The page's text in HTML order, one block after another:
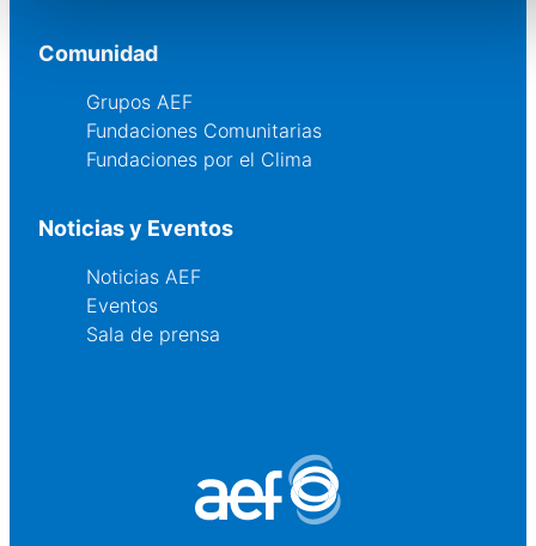
Comunidad
Grupos AEF
Fundaciones Comunitarias
Fundaciones por el Clima
Noticias y Eventos
Noticias AEF
Eventos
Sala de prensa